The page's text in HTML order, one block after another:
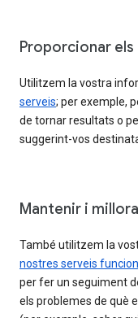
Proporcionar
Utilitzem la vostra
serveis; per exemple,
de tornar resultats o
suggerint-vos
Mantenir i
També utilitzem la
nostres serveis
per fer un seguiment
els problemes de què